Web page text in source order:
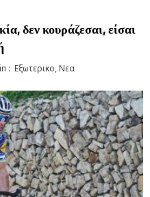
δεν κουράζεσαι, είσαι
in : Εξωτερικο,Νεα